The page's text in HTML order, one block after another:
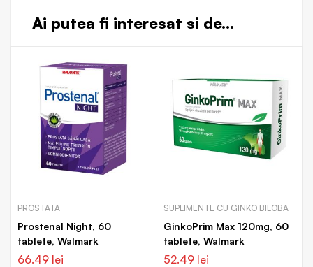
Ai putea fi interesat si de...
PROSTATA
Prostenal Night, 60
tablete, Walmark
66.49 lei
SUPLIMENTE CU GINKO BILOBA
GinkoPrim Max 120mg, 60
tablete, Walmark
52.49 lei